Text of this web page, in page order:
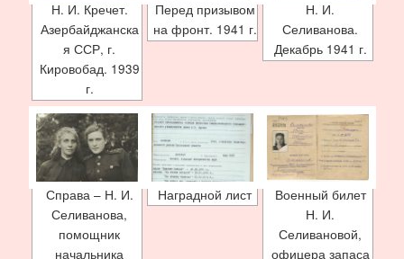
Н. И. Кречет.
Азербайджанска
я ССР, г.
Кировобад. 1939
г.
Перед призывом
на фронт. 1941 г.
Н. И.
Селиванова.
Декабрь 1941 г.
Справа – Н. И.
Селиванова,
помощник
начальника
Наградной лист
Военный билет
Н. И.
Селивановой,
офицера запаса